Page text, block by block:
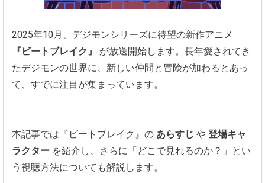
2025年10月、デジモンシリーズに待望の新作アニメ
『ビートブレイク』
が放送開始します。長年愛されてき
たデジモンの世界に、新しい仲間と冒険が加わるとあっ
て、すでに注目が集まっています。
本記事では『ビートブレイク』の あらすじ や 登場キャ
ラクター を紹介し、さらに「どこで見れるのか？」とい
う視聴方法についても解説します。